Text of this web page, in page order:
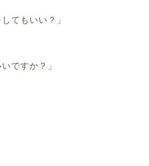
てもいい？」
ですか？」